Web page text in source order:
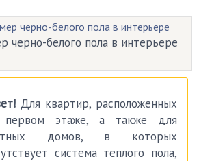
черно-белого пола в интерьере
Для квартир, расположенных
первом этаже, а также для
домов, в которых
система теплого пола,